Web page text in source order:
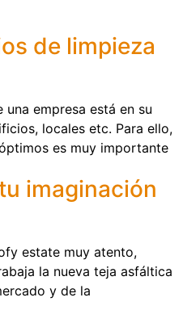
de limpieza
empresa está en su
locales etc. Para ello,
es muy importante
imaginación
estate muy atento,
la nueva teja asfáltica
y de la